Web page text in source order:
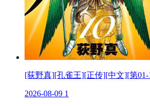
[荻野真][孔雀王][正传][中文][第01-
2026-08-09 1